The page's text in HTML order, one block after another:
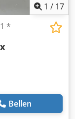
1 / 17
*
Bellen